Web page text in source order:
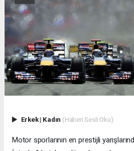
Erkek| Kadın (Haberi Sesli Oku)
Motor sporlarının en prestijli